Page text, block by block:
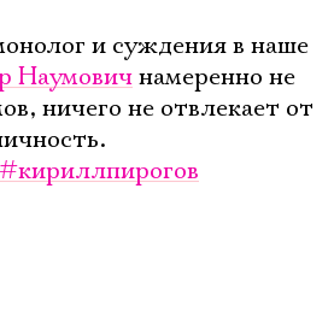
и суждения в наше
Наумовичнамеренно не
ничего не отвлекает от
#кириллпирогов